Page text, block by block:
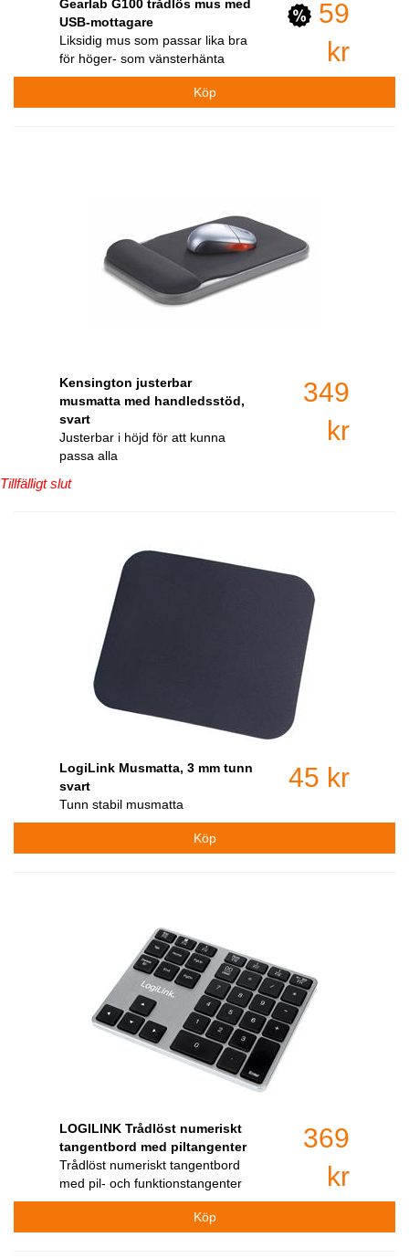
Gearlab G100 trådlös mus med
USB-mottagare
Liksidig mus som passar lika bra
för höger- som vänsterhänta
59
kr
Kensington justerbar
musmatta med handledsstöd,
svart
Justerbar i höjd för att kunna
passa alla
349
kr
Tillfälligt slut
LogiLink Musmatta, 3 mm tunn
svart
Tunn stabil musmatta
45 kr
LOGILINK Trådlöst numeriskt
tangentbord med piltangenter
Trådlöst numeriskt tangentbord
med pil- och funktionstangenter
369
kr